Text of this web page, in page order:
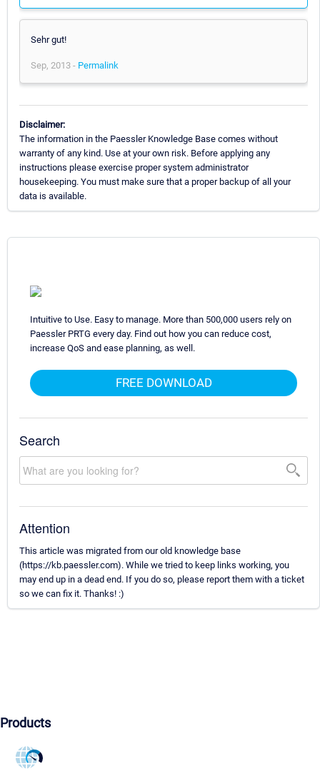
Sehr gut!
Sep, 2013 - Permalink
Disclaimer:
The information in the Paessler Knowledge Base comes without
warranty of any kind. Use at your own risk. Before applying any
instructions please exercise proper system administrator
housekeeping. You must make sure that a proper backup of all your
data is available.
Intuitive to Use. Easy to manage. More than 500,000 users rely on
Paessler PRTG every day. Find out how you can reduce cost,
increase QoS and ease planning, as well.
FREE DOWNLOAD
Search
Attention
This article was migrated from our old knowledge base
(https://kb.paessler.com). While we tried to keep links working, you
may end up in a dead end. If you do so, please report them with a ticket
so we can fix it. Thanks! :)
Products